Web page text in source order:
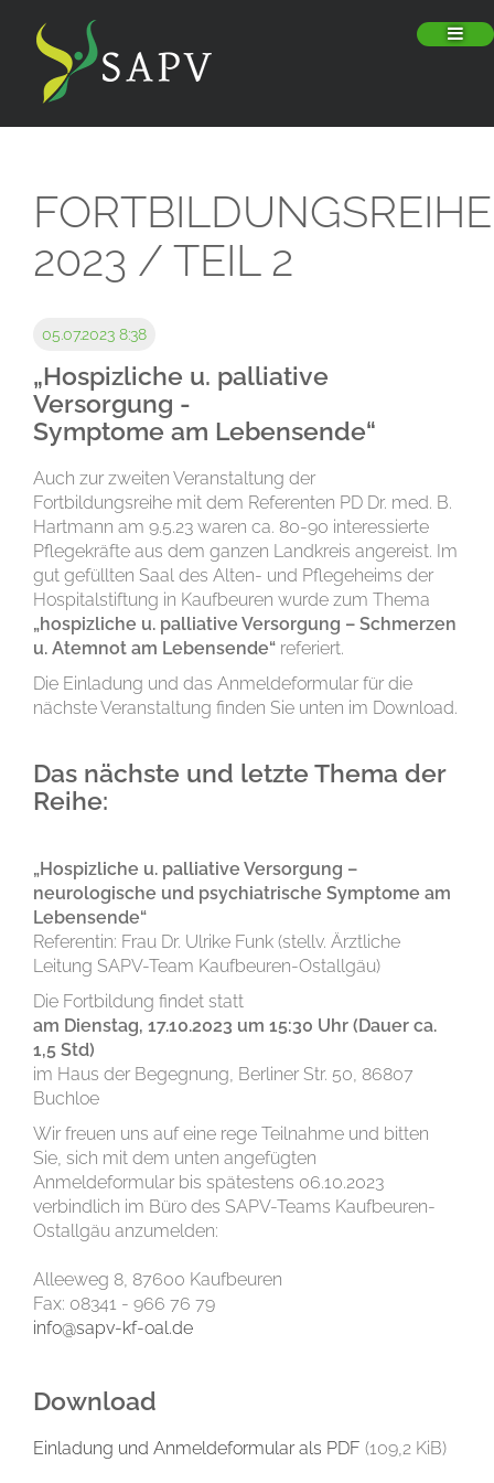
FORTBILDUNGSREIHE
2023 / TEIL 2
05.07.2023 8:38
„Hospizliche u. palliative
Versorgung -
Symptome am Lebensende“
Auch zur zweiten Veranstaltung der
Fortbildungsreihe mit dem Referenten PD Dr. med. B.
Hartmann am 9.5.23 waren ca. 80-90 interessierte
Pflegekräfte aus dem ganzen Landkreis angereist. Im
gut gefüllten Saal des Alten- und Pflegeheims der
Hospitalstiftung in Kaufbeuren wurde zum Thema
„hospizliche u. palliative Versorgung – Schmerzen
u. Atemnot am Lebensende“ referiert.
Die Einladung und das Anmelde­formular für die
nächste Veranstaltung finden Sie unten im Download.
Das nächste und letzte Thema der
Reihe:
„Hospizliche u. palliative Versorgung –
neurologische und psychiatrische Symptome am
Lebensende“
Referentin: Frau Dr. Ulrike Funk (stellv. Ärztliche
Leitung SAPV-Team Kaufbeuren-Ostallgäu)
Die Fortbildung findet statt
am Dienstag, 17.10.2023 um 15:30 Uhr (Dauer ca.
1,5 Std)
im Haus der Begegnung, Berliner Str. 50, 86807
Buchloe
Wir freuen uns auf eine rege Teilnahme und bitten
Sie, sich mit dem unten angefügten
Anmeldeformular bis spätestens 06.10.2023
verbindlich im Büro des SAPV-Teams Kaufbeuren-
Ostallgäu anzumelden:
Alleeweg 8, 87600 Kaufbeuren
Fax: 08341 - 966 76 79
info@sapv-kf-oal.de
Download
Einladung und Anmeldeformular als PDF (109,2 KiB)